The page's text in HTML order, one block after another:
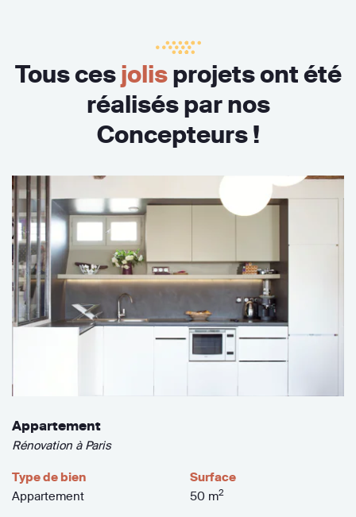
Tous cesjolisprojets ont été
réalisés par nos
Concepteurs !
Appartement
Rénovation à Paris
Type de bien
Appartement
Surface
50 m2